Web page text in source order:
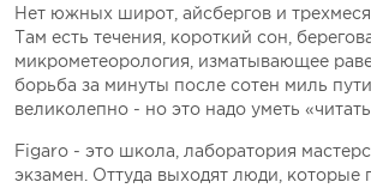
Нет южных широт, айсбергов и
Там есть течения, короткий сон,
микрометеорология, изматывающее
борьба за минуты после сотен миль
великолепно - но это надо уметь
Figaro - это школа, лаборатория
экзамен. Оттуда выходят люди, которые